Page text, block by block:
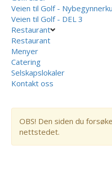
Veien til Golf -
Veien til Golf - DEL 3
Restaurant
Restaurant
Menyer
Catering
Selskapslokaler
Kontakt oss
OBS! Den siden du
nettstedet.